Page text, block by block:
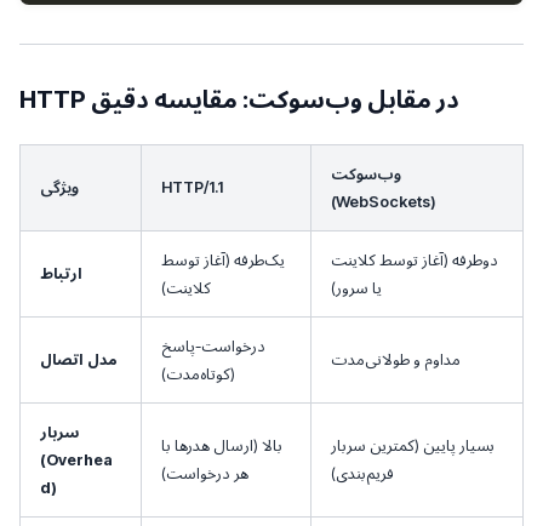
HTTP در مقابل وب‌سوکت: مقایسه دقیق
ویژگی HTTP/1.1
وب‌سوکت
(WebSockets)
ارتباط
یک‌طرفه (آغاز توسط
کلاینت)
دوطرفه (آغاز توسط کلاینت
یا سرور)
مدل اتصال
درخواست-پاسخ
(کوتاه‌مدت)
مداوم و طولانی‌مدت
سربار
(Overhea
d)
بالا (ارسال هدرها با
هر درخواست)
بسیار پایین (کمترین سربار
فریم‌بندی)